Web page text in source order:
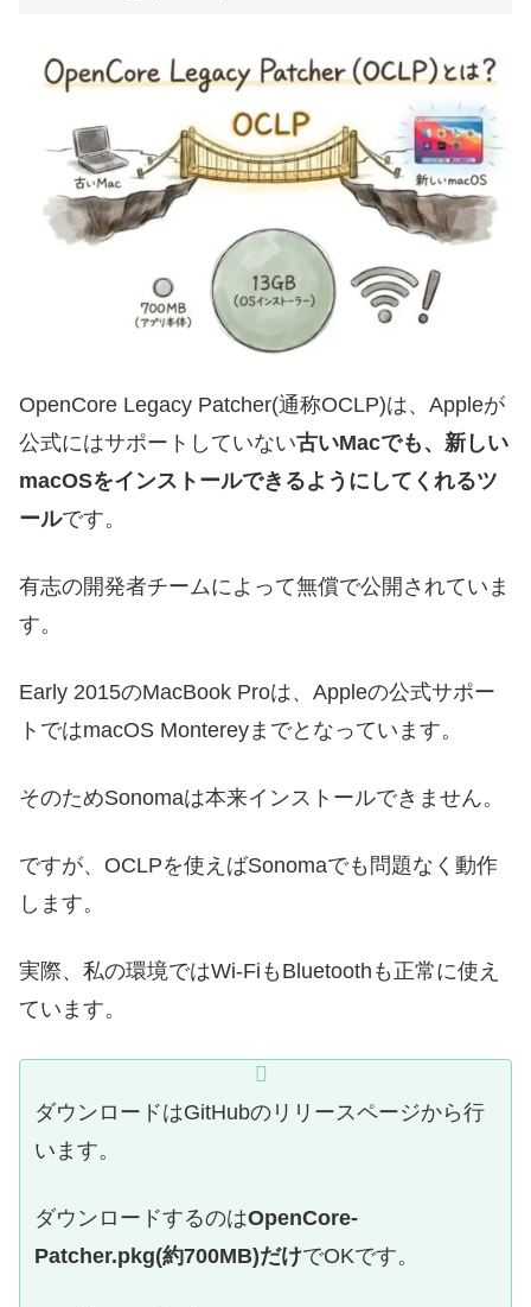
OpenCore Legacy Patcher(通称OCLP)は、Appleが
公式にはサポートしていない古いMacでも、新しい
macOSをインストールできるようにしてくれるツ
ールです。
有志の開発者チームによって無償で公開されていま
す。
Early 2015のMacBook Proは、Appleの公式サポー
トではmacOS Montereyまでとなっています。
そのためSonomaは本来インストールできません。
ですが、OCLPを使えばSonomaでも問題なく動作
します。
実際、私の環境ではWi-FiもBluetoothも正常に使え
ています。
ダウンロードはGitHubのリリースページから行
います。
ダウンロードするのはOpenCore-
Patcher.pkg(約700MB)だけでOKです。